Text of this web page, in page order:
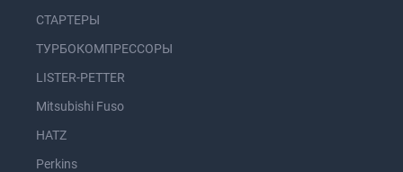
СТАРТЕРЫ
ТУРБОКОМПРЕССОРЫ
LISTER-PETTER
Mitsubishi Fuso
HATZ
Perkins